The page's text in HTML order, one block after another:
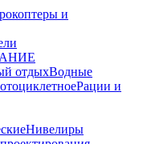
и
отдыхВодные
Рации и
Нивелиры